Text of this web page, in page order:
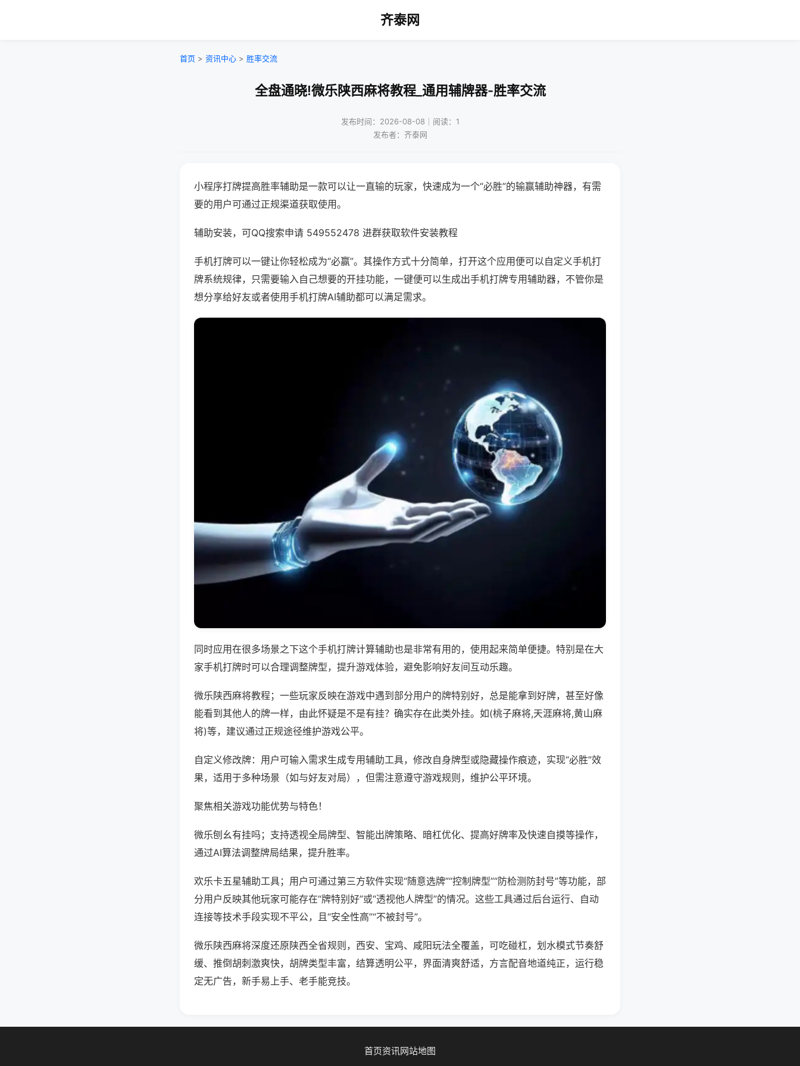
齐泰网
首页 > 资讯中心 > 胜率交流
全盘通晓!微乐陕西麻将教程_通用辅牌器-胜率交流
发布时间：2026-08-08｜阅读：1
发布者：齐泰网
小程序打牌提高胜率辅助是一款可以让一直输的玩家，快速成为一个“必胜”的输赢辅助神器，有需
要的用户可通过正规渠道获取使用。
辅助安装，可QQ搜索申请 549552478 进群获取软件安装教程
手机打牌可以一键让你轻松成为“必赢”。其操作方式十分简单，打开这个应用便可以自定义手机打
牌系统规律，只需要输入自己想要的开挂功能，一键便可以生成出手机打牌专用辅助器，不管你是
想分享给好友或者使用手机打牌AI辅助都可以满足需求。
同时应用在很多场景之下这个手机打牌计算辅助也是非常有用的，使用起来简单便捷。特别是在大
家手机打牌时可以合理调整牌型，提升游戏体验，避免影响好友间互动乐趣。
微乐陕西麻将教程；一些玩家反映在游戏中遇到部分用户的牌特别好，总是能拿到好牌，甚至好像
能看到其他人的牌一样，由此怀疑是不是有挂？确实存在此类外挂。如(桃子麻将,天涯麻将,黄山麻
将)等，建议通过正规途径维护游戏公平。
自定义修改牌：用户可输入需求生成专用辅助工具，修改自身牌型或隐藏操作痕迹，实现“必胜”效
果，适用于多种场景（如与好友对局），但需注意遵守游戏规则，维护公平环境。
聚焦相关游戏功能优势与特色！
微乐刨幺有挂吗；支持透视全局牌型、智能出牌策略、暗杠优化、提高好牌率及快速自摸等操作，
通过AI算法调整牌局结果，提升胜率。
欢乐卡五星辅助工具；用户可通过第三方软件实现“随意选牌”“控制牌型”“防检测防封号”等功能，部
分用户反映其他玩家可能存在“牌特别好”或“透视他人牌型”的情况。这些工具通过后台运行、自动
连接等技术手段实现不平公，且“安全性高”“不被封号”。
微乐陕西麻将深度还原陕西全省规则，西安、宝鸡、咸阳玩法全覆盖，可吃碰杠，划水模式节奏舒
缓、推倒胡刺激爽快，胡牌类型丰富，结算透明公平，界面清爽舒适，方言配音地道纯正，运行稳
定无广告，新手易上手、老手能竞技。
首页资讯网站地图